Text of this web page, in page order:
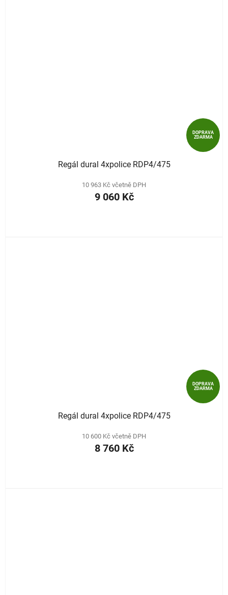
DOPRAVA
ZDARMA
Regál dural 4xpolice RDP4/475
10 963 Kč včetně DPH
9 060 Kč
DOPRAVA
ZDARMA
Regál dural 4xpolice RDP4/475
10 600 Kč včetně DPH
8 760 Kč